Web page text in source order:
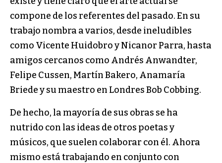
compone de los referentes del pasado. En su
trabajo nombra a varios, desde ineludibles
como Vicente Huidobro y Nicanor Parra, hasta
amigos cercanos como Andrés Anwandter,
Felipe Cussen, Martín Bakero, Anamaría
Briede y su maestro en Londres Bob Cobbing.
De hecho, la mayoría de sus obras se ha
nutrido con las ideas de otros poetas y
músicos, que suelen colaborar con él. Ahora
mismo está trabajando en conjunto con